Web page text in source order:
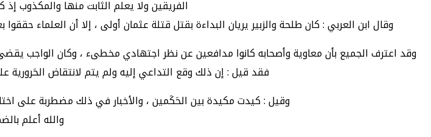
الفريقين ولا يعلم الثابت منها والمكذوب
وقال ابن العربي : كان طلحة والزبير يريان البداءة بقتل قتلة عثمان أولى ، إلا أن العلماء
وقد اعترف الجميع بأن معاوية وأصحابه كانوا مدافعين عن نظر اجتهادي مخطىء ، وكان الواجب
فقد قيل : إن ذلك وقع التداعي إليه ولم يتم لانتقاض الحَرورية
وقيل : كيدت مكيدة بين الحَكَمين ، والأخبار في ذلك مضطربة على
والله أعلم